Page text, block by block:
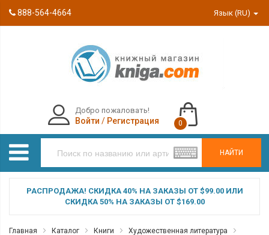
888-564-4664 Язык (RU)
НАЙТИ
Добро пожаловать!
Войти / Регистрация 0
РАСПРОДАЖА! СКИДКА 40% НА ЗАКАЗЫ ОТ $99.00 ИЛИ
СКИДКА 50% НА ЗАКАЗЫ ОТ $169.00
Главная Каталог Книги
Художественная литература